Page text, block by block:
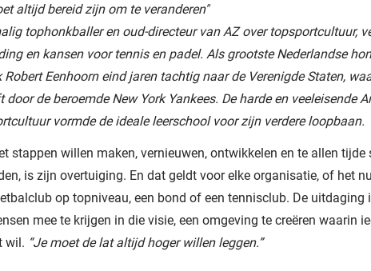
altijd bereid zijn om te veranderen"
tophonkballer en oud-directeur van AZ over topsportcultuur,
en kansen voor tennis en padel. Als grootste Nederlandse
Robert Eenhoorn eind jaren tachtig naar de Verenigde Staten,
door de beroemde New York Yankees. De harde en veeleisende
vormde de ideale leerschool voor zijn verdere loopbaan.
stappen willen maken, vernieuwen, ontwikkelen en te allen tijde
is zijn overtuiging. En dat geldt voor elke organisatie, of het
op topniveau, een bond of een tennisclub. De uitdaging
mee te krijgen in die visie, een omgeving te creëren waarin
wil. “Je moet de lat altijd hoger willen leggen.”